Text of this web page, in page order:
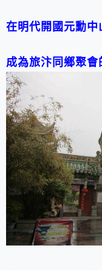
在明代開國元勳
成為旅汴同鄉聚會